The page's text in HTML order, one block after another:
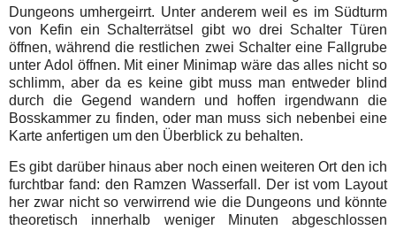
Dungeons umhergeirrt. Unter anderem weil es im Südturm
von Kefin ein Schalterrätsel gibt wo drei Schalter Türen
öffnen, während die restlichen zwei Schalter eine Fallgrube
unter Adol öffnen. Mit einer Minimap wäre das alles nicht so
schlimm, aber da es keine gibt muss man entweder blind
durch die Gegend wandern und hoffen irgendwann die
Bosskammer zu finden, oder man muss sich nebenbei eine
Karte anfertigen um den Überblick zu behalten.
Es gibt darüber hinaus aber noch einen weiteren Ort den ich
furchtbar fand: den Ramzen Wasserfall. Der ist vom Layout
her zwar nicht so verwirrend wie die Dungeons und könnte
theoretisch innerhalb weniger Minuten abgeschlossen